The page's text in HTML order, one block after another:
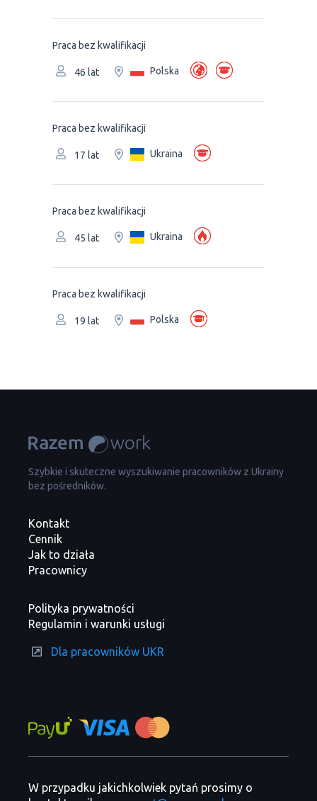
Praca bez kwalifikacji
46 lat Polska
Praca bez kwalifikacji
17 lat Ukraina
Praca bez kwalifikacji
45 lat Ukraina
Praca bez kwalifikacji
19 lat Polska
Szybkie i skuteczne wyszukiwanie pracowników z Ukrainy
bez pośredników.
Kontakt
Cennik
Jak to działa
Pracownicy
Polityka prywatności
Regulamin i warunki usługi
Dla pracowników UKR
W przypadku jakichkolwiek pytań prosimy o